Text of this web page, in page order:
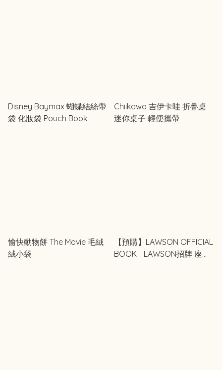
Disney Baymax 蝴蝶結絲帶
袋 化妝袋 Pouch Book
Chiikawa 吉伊卡哇 折疊桌
迷你桌子 輕便攜帶
愉快動物餅 The Movie 毛絨
絨小袋
【預購】LAWSON OFFICIAL
BOOK - LAWSON招牌 座枱